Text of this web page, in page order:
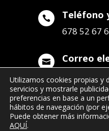
 Teléfono
678 52 67
 Correo
Utilizamos cookies propias y
servicios y mostrarle
preferencias en base a un
hábitos de navegación (por
Puede obtener más
AQUÍ.